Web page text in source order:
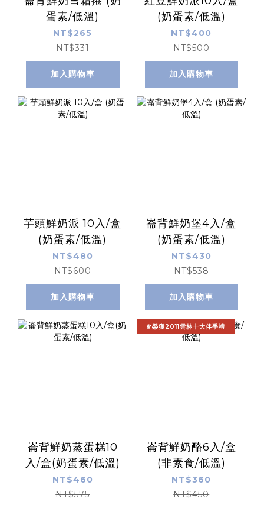
蛋素/低溫)
NT$265
NT$331
加入購物車
(奶蛋素/低溫)
NT$400
NT$500
加入購物車
芋頭鮮奶派 10入/盒
(奶蛋素/低溫)
NT$480
NT$600
加入購物車
崙背鮮奶堡4入/盒
(奶蛋素/低溫)
NT$430
NT$538
加入購物車
崙背鮮奶蒸蛋糕10
入/盒(奶蛋素/低溫)
NT$460
NT$575
♕榮獲2011雲林十大伴手禮
崙背鮮奶酪6入/盒
(非素食/低溫)
NT$360
NT$450